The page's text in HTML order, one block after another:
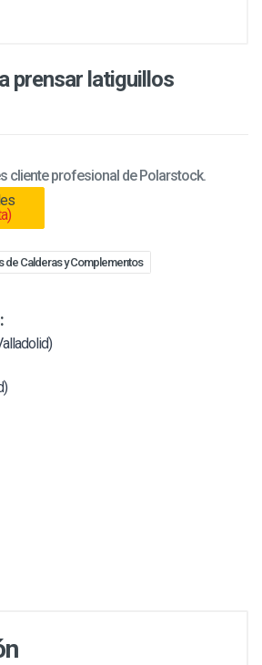
prensar latiguillos
cliente profesional de Polarstock.
de Calderas y Complementos